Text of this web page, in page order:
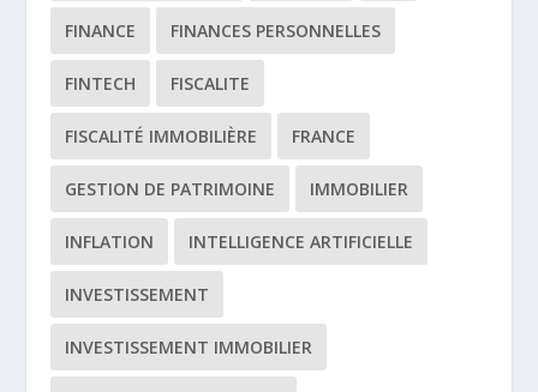
FINANCE FINANCES PERSONNELLES
FINTECH FISCALITE
FISCALITÉ IMMOBILIÈRE FRANCE
GESTION DE PATRIMOINE IMMOBILIER
INFLATION INTELLIGENCE ARTIFICIELLE
INVESTISSEMENT
INVESTISSEMENT IMMOBILIER